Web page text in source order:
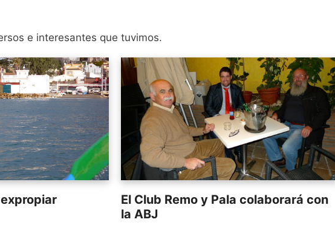
e interesantes que tuvimos.
El Club Remo y Pala colaborará con
la ABJ